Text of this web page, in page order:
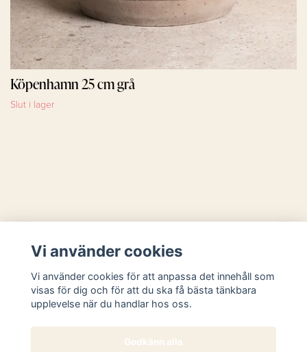
Köpenhamn 25 cm grå
Slut i lager
Sociala medier
Vi använder cookies
Vi använder cookies för att anpassa det innehåll som
visas för dig och för att du ska få bästa tänkbara
upplevelse när du handlar hos oss.
Godkänn alla